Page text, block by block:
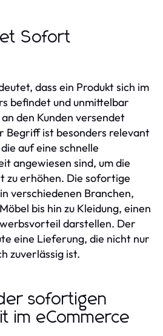
Sofort
dass ein Produkt sich im
befindet und unmittelbar
den Kunden versendet
Begriff ist besonders relevant
auf eine schnelle
angewiesen sind, um die
zu erhöhen. Die sofortige
verschiedenen Branchen,
bis hin zu Kleidung, einen
darstellen. Der
eine Lieferung, die nicht nur
zuverlässig ist.
sofortigen
im eCommerce